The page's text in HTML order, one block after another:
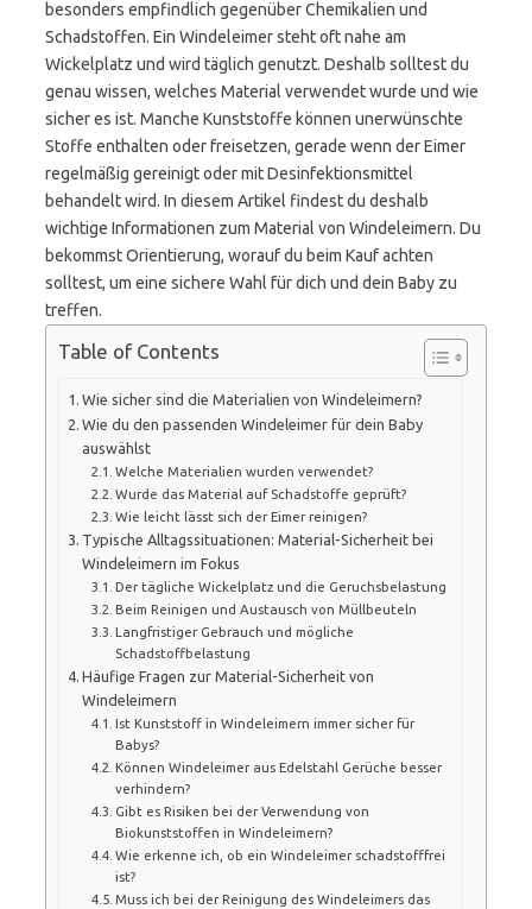
besonders empfindlich gegenüber Chemikalien und
Schadstoffen. Ein Windeleimer steht oft nahe am
Wickelplatz und wird täglich genutzt. Deshalb solltest du
genau wissen, welches Material verwendet wurde und wie
sicher es ist. Manche Kunststoffe können unerwünschte
Stoffe enthalten oder freisetzen, gerade wenn der Eimer
regelmäßig gereinigt oder mit Desinfektionsmittel
behandelt wird. In diesem Artikel findest du deshalb
wichtige Informationen zum Material von Windeleimern. Du
bekommst Orientierung, worauf du beim Kauf achten
solltest, um eine sichere Wahl für dich und dein Baby zu
treffen.
Table of Contents
Wie sicher sind die Materialien von Windeleimern?
Wie du den passenden Windeleimer für dein Baby
auswählst
Welche Materialien wurden verwendet?
Wurde das Material auf Schadstoffe geprüft?
Wie leicht lässt sich der Eimer reinigen?
Typische Alltagssituationen: Material-Sicherheit bei
Windeleimern im Fokus
Der tägliche Wickelplatz und die Geruchsbelastung
Beim Reinigen und Austausch von Müllbeuteln
Langfristiger Gebrauch und mögliche
Schadstoffbelastung
Häufige Fragen zur Material-Sicherheit von
Windeleimern
Ist Kunststoff in Windeleimern immer sicher für
Babys?
Können Windeleimer aus Edelstahl Gerüche besser
verhindern?
Gibt es Risiken bei der Verwendung von
Biokunststoffen in Windeleimern?
Wie erkenne ich, ob ein Windeleimer schadstofffrei
ist?
Muss ich bei der Reinigung des Windeleimers das